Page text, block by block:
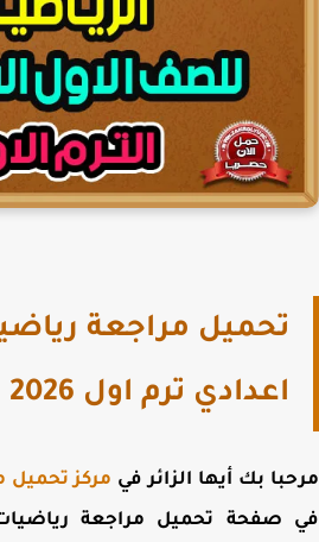
تحميل مراجعة
اعدادي ترم اول 2026
بك أيها الزائر فيمركز تحميل
صفحةتحميل مراجعة رياضيات